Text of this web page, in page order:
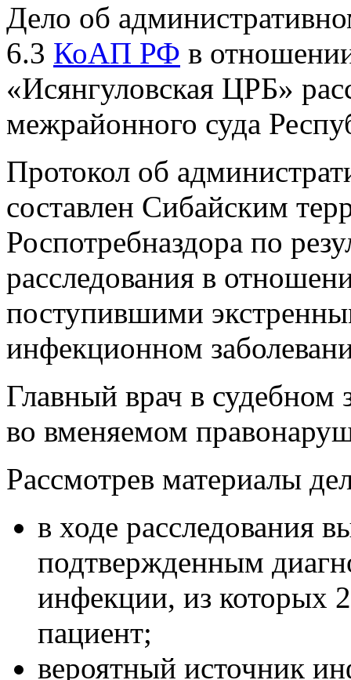
Дело об
6.3 КоАП РФ в
«Исянгуловская ЦРБ»
межрайонного суда
Протокол об
составлен Сибайским
Роспотребназдора по
расследования в
поступившими
инфекционном
Главный врач в судебном
во вменяемом
Рассмотрев материалы
в ходе расследования
подтвержденным
инфекции, из которых
пациент;
вероятный источник